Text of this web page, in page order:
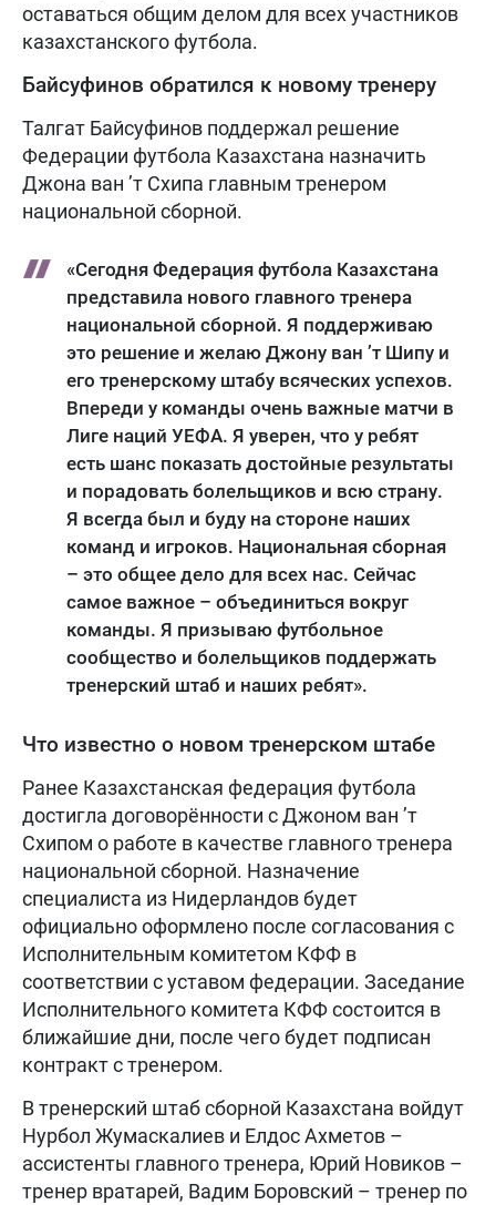
оставаться общим делом для всех участников
казахстанского футбола.
Байсуфинов обратился к новому тренеру
Талгат Байсуфинов поддержал решение
Федерации футбола Казахстана назначить
Джона ван ’т Схипа главным тренером
национальной сборной.
«Сегодня Федерация футбола Казахстана
представила нового главного тренера
национальной сборной. Я поддерживаю
это решение и желаю Джону ван ’т Шипу и
его тренерскому штабу всяческих успехов.
Впереди у команды очень важные матчи в
Лиге наций УЕФА. Я уверен, что у ребят
есть шанс показать достойные результаты
и порадовать болельщиков и всю страну.
Я всегда был и буду на стороне наших
команд и игроков. Национальная сборная
– это общее дело для всех нас. Сейчас
самое важное – объединиться вокруг
команды. Я призываю футбольное
сообщество и болельщиков поддержать
тренерский штаб и наших ребят».
Что известно о новом тренерском штабе
Ранее Казахстанская федерация футбола
достигла договорённости с Джоном ван ’т
Схипом о работе в качестве главного тренера
национальной сборной. Назначение
специалиста из Нидерландов будет
официально оформлено после согласования с
Исполнительным комитетом КФФ в
соответствии с уставом федерации. Заседание
Исполнительного комитета КФФ состоится в
ближайшие дни, после чего будет подписан
контракт с тренером.
В тренерский штаб сборной Казахстана войдут
Нурбол Жумаскалиев и Елдос Ахметов –
ассистенты главного тренера, Юрий Новиков –
тренер вратарей, Вадим Боровский – тренер по